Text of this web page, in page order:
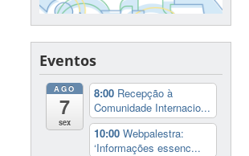
Eventos
AGO
7
sex
8:00 Recepção à
Comunidade Internacio...
10:00Webpalestra:
‘Informações essenc...